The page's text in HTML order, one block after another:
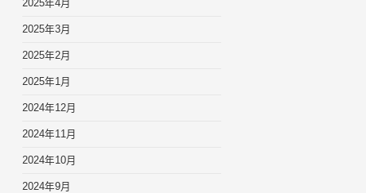
2025年4月
2025年3月
2025年2月
2025年1月
2024年12月
2024年11月
2024年10月
2024年9月